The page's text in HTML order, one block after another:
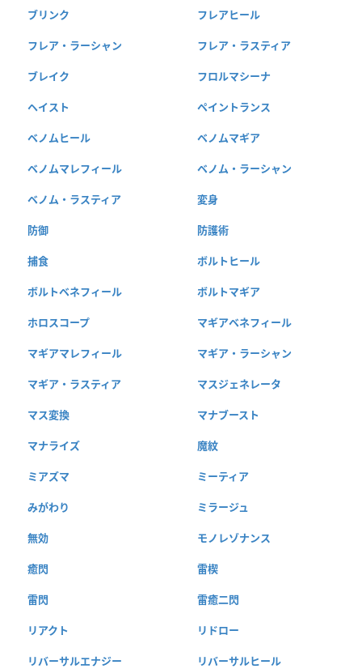
ブリンク フレアヒール
フレア・ラーシャン フレア・ラスティア
ブレイク フロルマシーナ
ヘイスト ペイントランス
ベノムヒール ベノムマギア
ベノムマレフィール ベノム・ラーシャン
ベノム・ラスティア 変身
防御 防護術
捕食 ボルトヒール
ボルトベネフィール ボルトマギア
ホロスコープ マギアベネフィール
マギアマレフィール マギア・ラーシャン
マギア・ラスティア マスジェネレータ
マス変換 マナブースト
マナライズ 魔紋
ミアズマ ミーティア
みがわり ミラージュ
無効 モノレゾナンス
癒閃 雷楔
雷閃 雷癒二閃
リアクト リドロー
リバーサルエナジー リバーサルヒール